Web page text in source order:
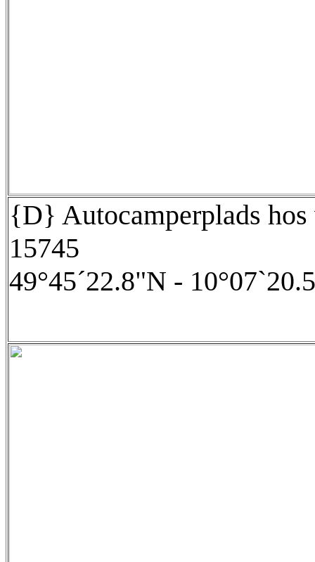
{D} Autocamperplads
15745
49°45´22.8"N -